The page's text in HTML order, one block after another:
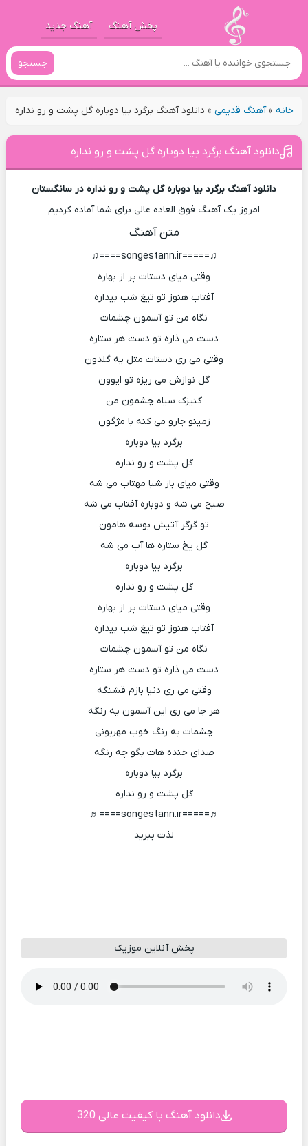
پخش آهنگ آهنگ جدید
جستجو
خانه»آهنگ قدیمی» دانلود آهنگ برگرد بیا دوباره گل پشت و رو نداره
دانلود آهنگ برگرد بیا دوباره گل پشت و رو نداره
دانلود آهنگ برگرد بیا دوباره گل پشت و رو نداره در سانگستان
امروز یک آهنگ فوق العاده عالی برای شما آماده کردیم
متن آهنگ
♫=====songestann.ir====♫
وقتی میای دستات پر از بهاره
آفتاب هنوز تو تیغ شب بیداره
نگاه من تو آسمون چشمات
دست می ذاره تو دست هر ستاره
وقتی می ری دستات مثل یه گلدون
گل نوازش می ریزه تو ایوون
کنیزک سیاه چشمون من
زمینو جارو می کنه با مژگون
برگرد بیا دوباره
گل پشت و رو نداره
وقتی میای باز شبا مهتاب می شه
صبح می شه و دوباره آفتاب می شه
تو گرگر آتیش بوسه هامون
گل یخ ستاره ها آب می شه
برگرد بیا دوباره
گل پشت و رو نداره
وقتی میای دستات پر از بهاره
آفتاب هنوز تو تیغ شب بیداره
نگاه من تو آسمون چشمات
دست می ذاره تو دست هر ستاره
وقتی می ری دنیا بازم قشنگه
هر جا می ری این آسمون یه رنگه
چشمات به رنگ خوب مهربونی
صدای خنده هات بگو چه رنگه
برگرد بیا دوباره
گل پشت و رو نداره
♬=====songestann.ir====♬
لذت ببرید
پخش آنلاین موزیک
دانلود آهنگ با کیفیت عالی 320